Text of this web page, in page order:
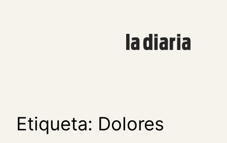
Etiqueta: Dolores